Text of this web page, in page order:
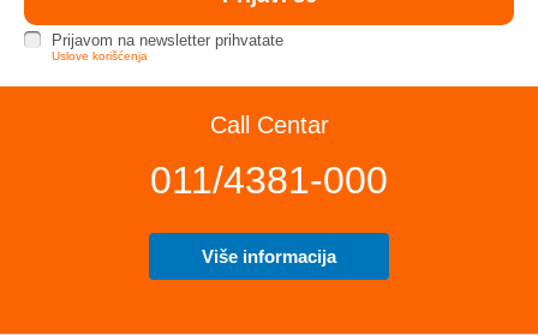
Prijavom na newsletter prihvatate
Uslove korišćenja
Call Centar
011/4381-000
Više informacija